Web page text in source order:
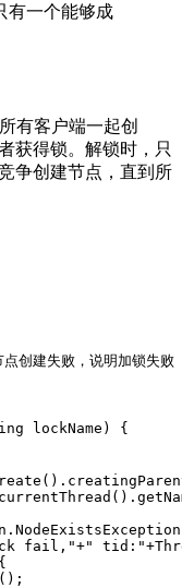
有一个能够成
有客户端一起创
获得锁。解锁时，只
争创建节点，直到所
创建失败，说明加锁失败
lockName) {
fail,"+"